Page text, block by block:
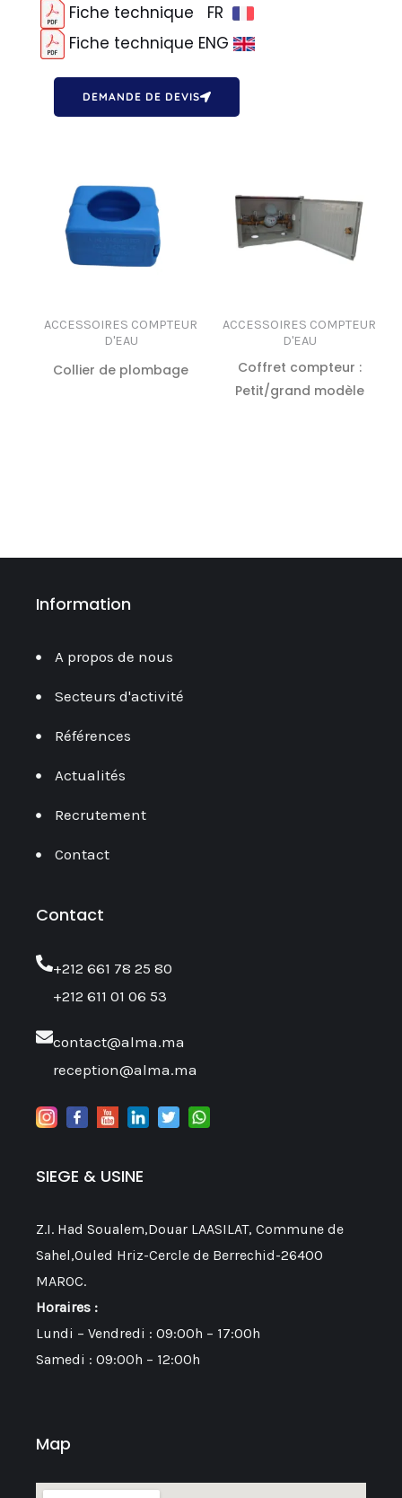
Fiche technique FR
Fiche technique ENG
DEMANDE DE DEVIS
ACCESSOIRES COMPTEUR
D'EAU
Collier de plombage
ACCESSOIRES COMPTEUR
D'EAU
Coffret compteur :
Petit/grand modèle
Information
A propos de nous
Secteurs d'activité
Références
Actualités
Recrutement
Contact
Contact
‎+212 661 78 25 80
+212 611 01 06 53
contact@alma.ma
reception@alma.ma
SIEGE & USINE
Z.I. Had Soualem,Douar LAASILAT, Commune de
Sahel,Ouled Hriz-Cercle de Berrechid-26400
MAROC.
Horaires :
Lundi – Vendredi : 09:00h – 17:00h
Samedi : 09:00h – 12:00h
Map